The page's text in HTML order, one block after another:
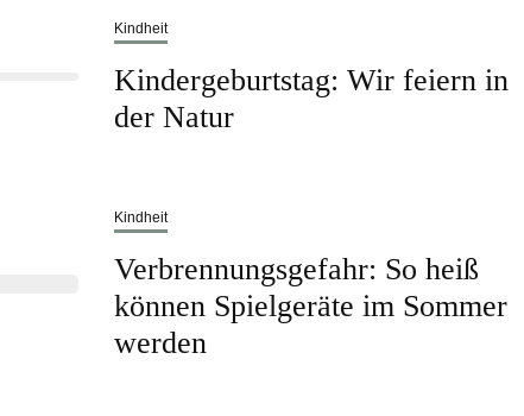
Kindheit
Kindergeburtstag: Wir feiern in
der Natur
Kindheit
Verbrennungsgefahr: So heiß
können Spielgeräte im Sommer
werden